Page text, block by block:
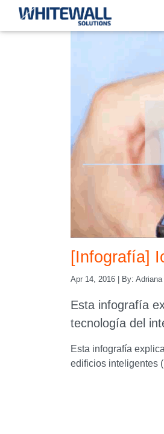
[Infografía]
Apr 14, 2016 | By:
Esta infografía
tecnología del
Esta infografía
edificios inteligentes